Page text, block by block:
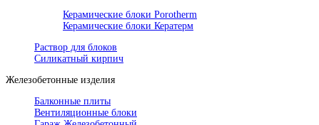
Керамические блоки Porotherm
Керамические блоки Кератерм
Раствор для блоков
Силикатный кирпич
Железобетонные изделия
Балконные плиты
Вентиляционные блоки